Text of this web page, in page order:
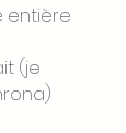
entière
(je